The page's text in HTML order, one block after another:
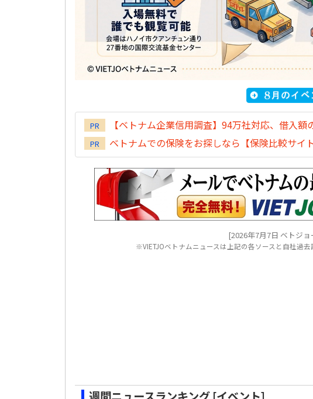
PR 【ベトナム企業信用調査】94万社対応、借入
PR ベトナムでの保険をお探しなら【保険比較サイ
[2026年7月7日 ベトジ
※VIETJOベトナムニュースは上記の各ソースと自社過